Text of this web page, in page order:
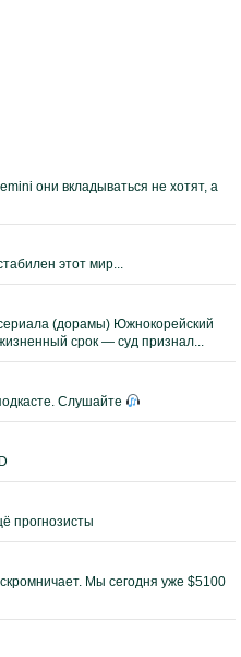
они вкладываться не хотят, а
этот мир...
(дорамы) Южнокорейский
срок — суд признал...
Слушайте
прогнозисты
Мы сегодня уже $5100